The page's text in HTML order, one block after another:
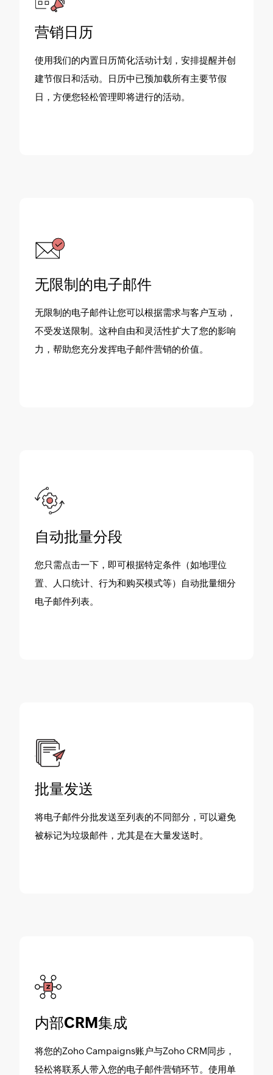
营销日历
使用我们的内置日历简化活动计划，安排提醒并创
建节假日和活动。日历中已预加载所有主要节假
日，方便您轻松管理即将进行的活动。
无限制的电子邮件
无限制的电子邮件让您可以根据需求与客户互动，
不受发送限制。这种自由和灵活性扩大了您的影响
力，帮助您充分发挥电子邮件营销的价值。
自动批量分段
您只需点击一下，即可根据特定条件（如地理位
置、人口统计、行为和购买模式等）自动批量细分
电子邮件列表。
批量发送
将电子邮件分批发送至列表的不同部分，可以避免
被标记为垃圾邮件，尤其是在大量发送时。
内部CRM集成
将您的Zoho Campaigns账户与Zoho CRM同步，
轻松将联系人带入您的电子邮件营销环节。使用单